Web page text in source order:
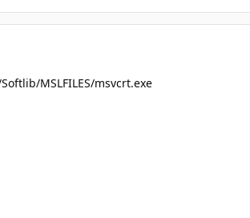
MSLFILES/msvcrt.exe